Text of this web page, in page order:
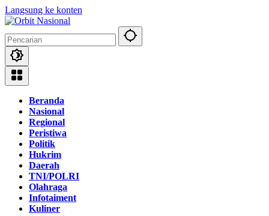
Langsung ke konten
Beranda
Nasional
Regional
Peristiwa
Politik
Hukrim
Daerah
TNI/POLRI
Olahraga
Infotaiment
Kuliner